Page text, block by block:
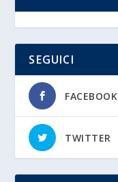
SEGUICI
FACEBOOK
TWITTER